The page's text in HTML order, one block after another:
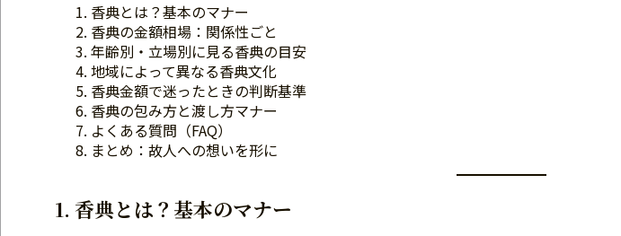
香典とは？基本のマナー
香典の金額相場：関係性ごと
年齢別・立場別に見る香典の目安
地域によって異なる香典文化
香典金額で迷ったときの判断基準
香典の包み方と渡し方マナー
よくある質問（FAQ）
まとめ：故人への想いを形に
1. 香典とは？基本のマナー